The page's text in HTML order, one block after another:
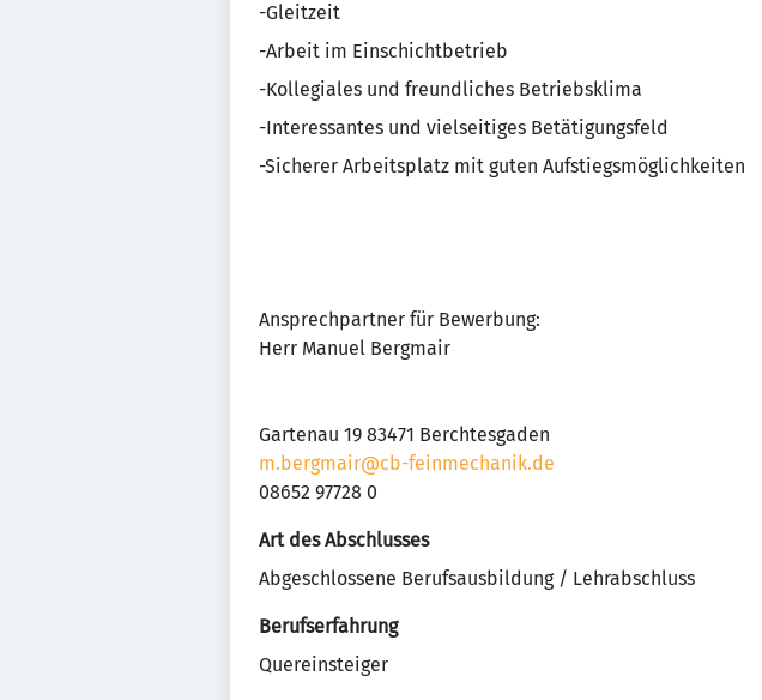
-Gleitzeit
-Arbeit im Einschichtbetrieb
-Kollegiales und freundliches Betriebsklima
-Interessantes und vielseitiges Betätigungsfeld
-Sicherer Arbeitsplatz mit guten Aufstiegsmöglichkeiten
Ansprechpartner für Bewerbung:
Herr Manuel Bergmair
Gartenau 19 83471 Berchtesgaden
m.bergmair@cb-feinmechanik.de
08652 97728 0
Art des Abschlusses
Abgeschlossene Berufsausbildung / Lehrabschluss
Berufserfahrung
Quereinsteiger